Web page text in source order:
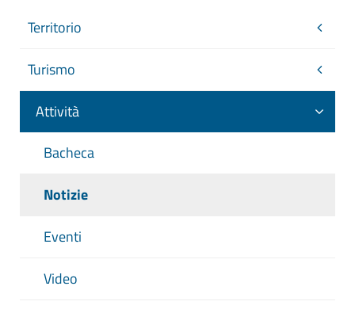
Territorio
Turismo
Attività
Bacheca
Notizie
Eventi
Video